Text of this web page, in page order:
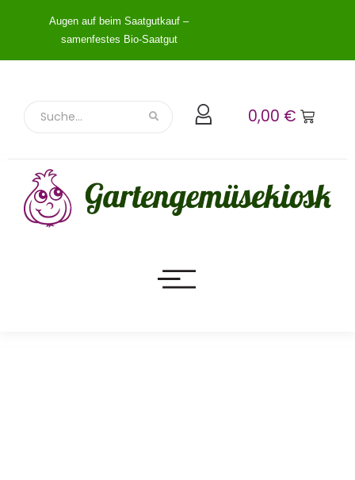
Augen auf beim Saatgutkauf –
samenfestes Bio-Saatgut
0,00 €